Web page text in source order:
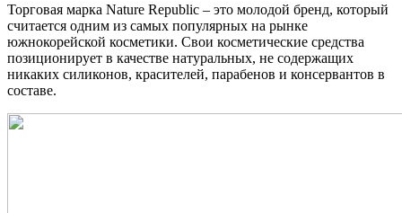
Торговая марка Nature Republic – это молодой бренд, который
считается одним из самых популярных на рынке
южнокорейской косметики. Свои косметические средства
позиционирует в качестве натуральных, не содержащих
никаких силиконов, красителей, парабенов и консервантов в
составе.